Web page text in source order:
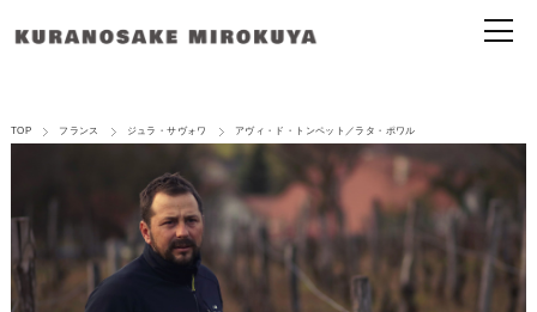
TOP フランス ジュラ・サヴォワ アヴィ・ド・トンペット／ラタ・ポワル